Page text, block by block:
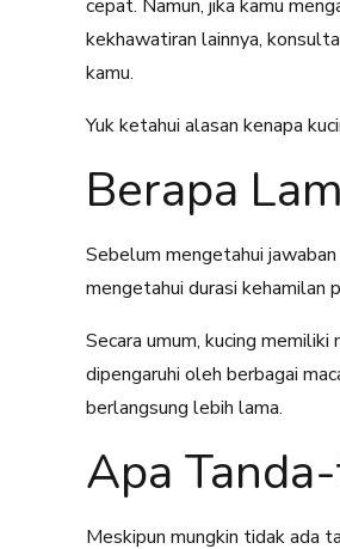
cepat. Namun, jika kamu
kekhawatiran lainnya,
kamu.
Yuk ketahui alasan kenapa
Berapa
Sebelum mengetahui
mengetahui durasi kehamilan
Secara umum, kucing
dipengaruhi oleh berbagai
berlangsung lebih lama.
Apa
Meskipun mungkin tidak ada